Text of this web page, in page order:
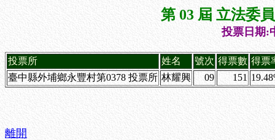
第 03 屆 立法委
投票日期:
投票所 姓名 號次 得票數 得票
臺中縣外埔鄉永豐村第0378 投票所 林耀興 09 151
離開